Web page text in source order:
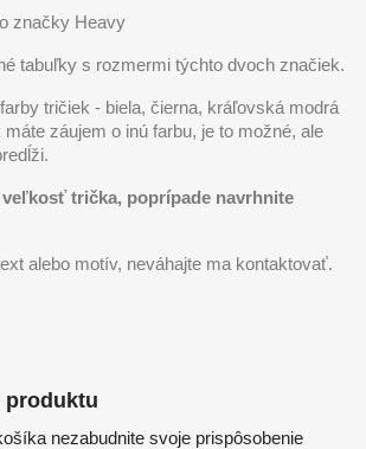
značky Heavy
tabuľky s rozmermi týchto dvoch značiek.
tričiek - biela, čierna, kráľovská modrá
záujem o inú farbu, je to možné, ale
trička, poprípade navrhnite
alebo motív, neváhajte ma kontaktovať.
produktu
nezabudnite svoje prispôsobenie